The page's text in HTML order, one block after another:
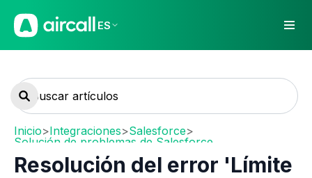
ES
Inicio>Integraciones>Salesforce>
Solución de problemas de Salesforce
Resolución del error 'Límite